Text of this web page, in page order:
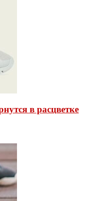
в расцветке